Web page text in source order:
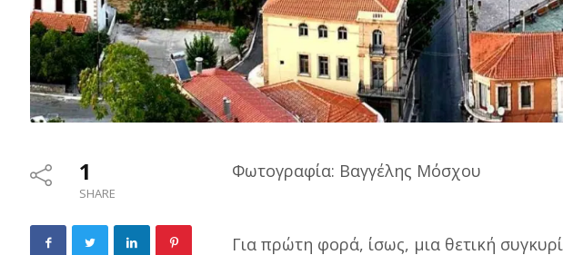
1
SHARE
Φωτογραφία: Βαγγέλης Μόσχου
Για πρώτη φορά, ίσως, μια θετική